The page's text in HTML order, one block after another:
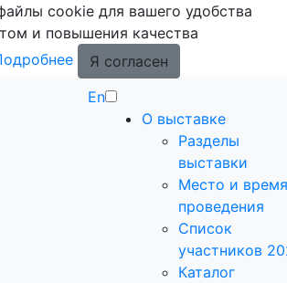
cookie для вашего удобства
и повышения качества
Я согласен
En
О выставке
Разделы
выставки
Место и время
проведения
Список
участников
Каталог